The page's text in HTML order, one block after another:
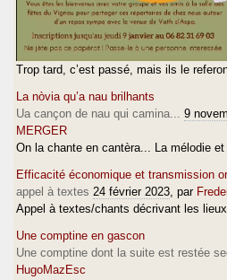
Trop tard, c’est passé, mais ils le
La nòvia qu’a nau brilhants
Ua cançon de nau qui camina...
9
MERGER
On la chante en cantèra... La mélodie
Efficacité économique et transmission
appel à textes 24 février 2023 , par
Appel à textes/chants décrivant les
Une comptine en gascon
Une comptine dont la suite est restée
HugoMazEsc